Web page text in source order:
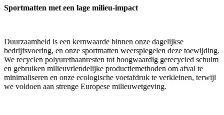
Sportmatten met een lage milieu-impact
Duurzaamheid is een kernwaarde binnen onze dagelijkse
bedrijfsvoering, en onze sportmatten weerspiegelen deze toewijding.
We recyclen polyurethaanresten tot hoogwaardig gerecycled schuim
en gebruiken milieuvriendelijke productiemethoden om afval te
minimaliseren en onze ecologische voetafdruk te verkleinen, terwijl
we voldoen aan strenge Europese milieuwetgeving.